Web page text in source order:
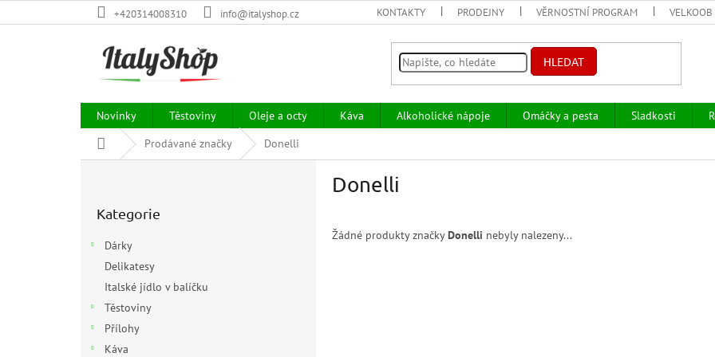
na
+420314008310 info@italyshop.cz KONTAKTY PRODEJNY VĚRNOSTNÍ PROGRAM
HLEDAT
Novinky Těstoviny Oleje a octy Káva Alkoholické nápoje Omáčky a pesta Sladkosti
Domů
Prodávané značky Donelli
kategorie
Kategorie
Dárky
Delikatesy
Italské jídlo v balíčku
Těstoviny
Přílohy
Káva
Donelli
Žádné produkty značkyDonelli nebyly nalezeny...